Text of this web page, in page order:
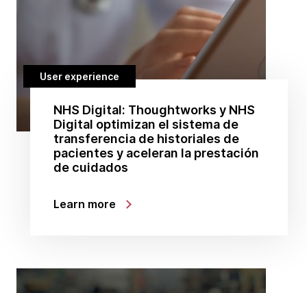
User experience
NHS Digital: Thoughtworks y NHS
Digital optimizan el sistema de
transferencia de historiales de
pacientes y aceleran la prestación
de cuidados
Learn more